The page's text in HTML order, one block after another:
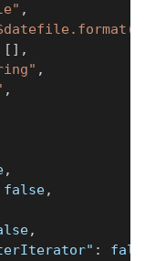
,
[ ] ,
,
,
,
false,
,
: